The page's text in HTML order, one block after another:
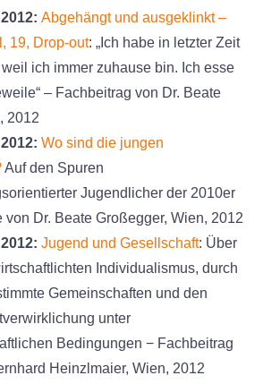
Abgehängt und ausgeklinkt –
19, Drop-out: „Ich habe in letzter Zeit
ich immer zuhause bin. Ich esse
– Fachbeitrag von Dr. Beate
2012
Wo sind die jungen
Auf den Spuren
Jugendlicher der 2010er
von Dr. Beate Großegger, Wien, 2012
Jugend und Gesellschaft: Über
Individualismus, durch
Gemeinschaften und den
unter
Bedingungen − Fachbeitrag
Heinzlmaier, Wien, 2012